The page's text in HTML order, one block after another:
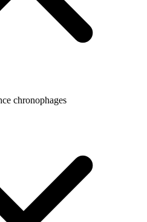
chronophages